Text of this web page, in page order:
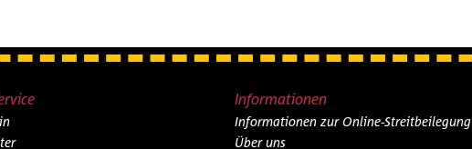
Informationen
Informationen zur Online-Streitbeilegung
Über uns